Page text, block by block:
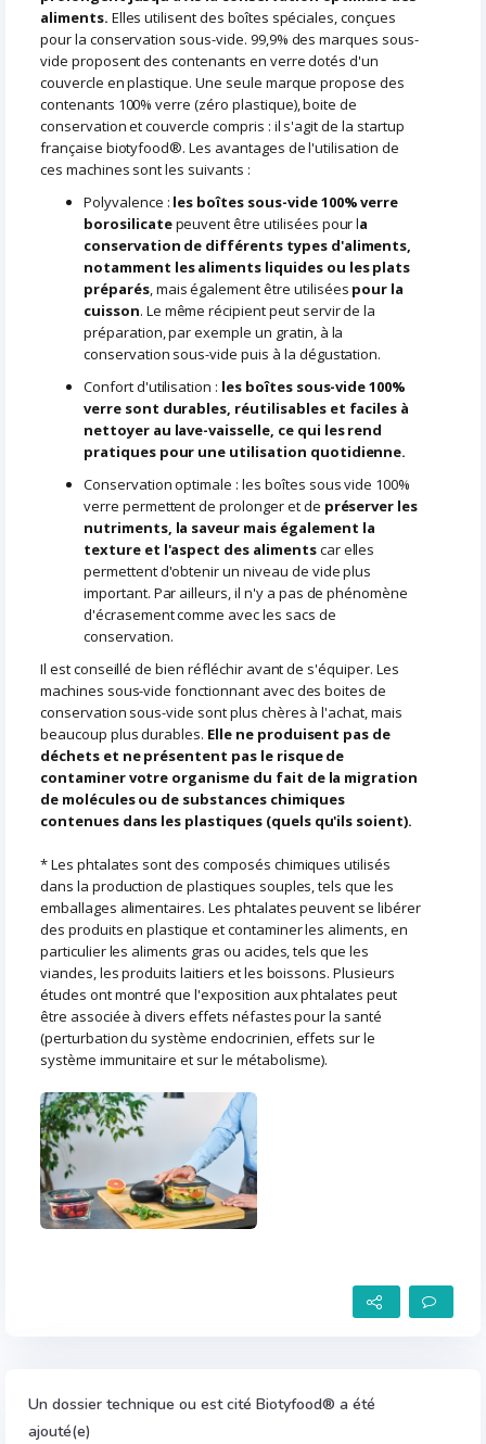
aliments. Elles utilisent des boîtes spéciales, conçues
pour la conservation sous-vide. 99,9% des marques sous-
vide proposent des contenants en verre dotés d'un
couvercle en plastique. Une seule marque propose des
contenants 100% verre (zéro plastique), boite de
conservation et couvercle compris : il s'agit de la startup
française biotyfood®. Les avantages de l'utilisation de
ces machines sont les suivants :
Polyvalence : les boîtes sous-vide 100% verre
borosilicatepeuvent être utilisées pour la
conservation de différents types d'aliments,
notamment les aliments liquides ou les plats
préparés, mais également être utilisées pour la
cuisson. Le même récipient peut servir de la
préparation, par exemple un gratin, à la
conservation sous-vide puis à la dégustation.
Confort d'utilisation : les boîtes sous-vide 100%
verre sont durables, réutilisables et faciles à
nettoyer au lave-vaisselle, ce qui les rend
pratiques pour une utilisation quotidienne.
Conservation optimale : les boîtes sous vide 100%
verre permettent de prolonger et de préserver les
nutriments, la saveur mais également la
texture et l'aspect des alimentscar elles
permettent d'obtenir un niveau de vide plus
important. Par ailleurs, il n'y a pas de phénomène
d'écrasement comme avec les sacs de
conservation.
Il est conseillé de bien réfléchir avant de s'équiper. Les
machines sous-vide fonctionnant avec des boites de
conservation sous-vide sont plus chères à l'achat, mais
beaucoup plus durables. Elle ne produisent pas de
déchets et ne présentent pas le risque de
contaminer votre organisme du fait de la migration
de molécules ou de substances chimiques
contenues dans les plastiques (quels qu'ils soient).
* Les phtalates sont des composés chimiques utilisés
dans la production de plastiques souples, tels que les
emballages alimentaires. Les phtalates peuvent se libérer
des produits en plastique et contaminer les aliments, en
particulier les aliments gras ou acides, tels que les
viandes, les produits laitiers et les boissons. Plusieurs
études ont montré que l'exposition aux phtalates peut
être associée à divers effets néfastes pour la santé
(perturbation du système endocrinien, effets sur le
système immunitaire et sur le métabolisme).
Un dossier technique ou est cité Biotyfood® a été
ajouté(e)